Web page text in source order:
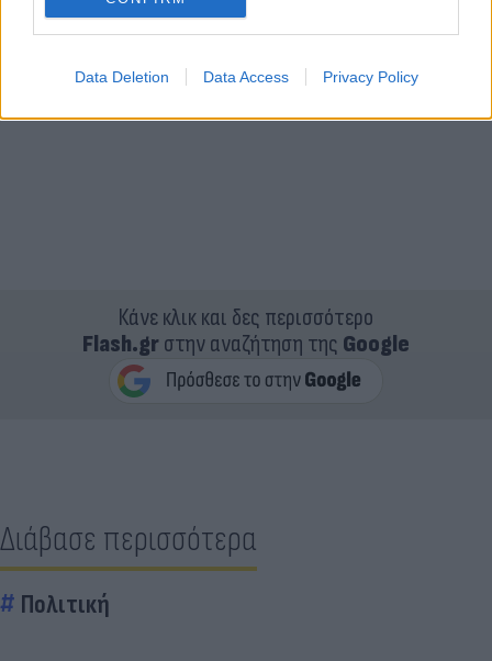
Data Deletion Data Access Privacy Policy
Κάνε κλικ και δες περισσότερο
Flash.grστην αναζήτηση της Google
Διάβασε περισσότερα
Πολιτική